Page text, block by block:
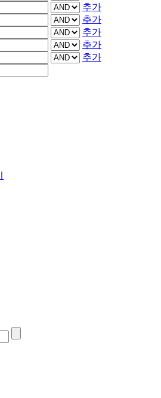
추가
추가
추가
추가
추가